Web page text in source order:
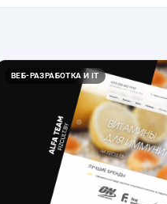
ВЕБ-РАЗРАБОТКА И IT